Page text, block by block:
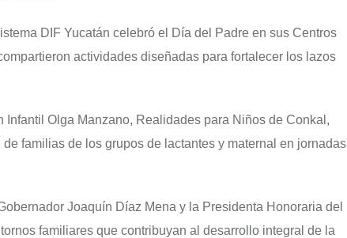
DIF Yucatán celebró el Día del Padre en sus Centros
actividades diseñadas para fortalecer los lazos
Olga Manzano, Realidades para Niños de Conkal,
familias de los grupos de lactantes y maternal en jornadas
Joaquín Díaz Mena y la Presidenta Honoraria del
familiares que contribuyan al desarrollo integral de la